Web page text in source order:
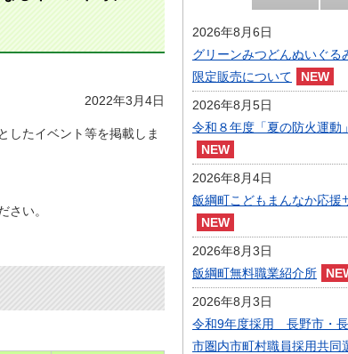
農林業振興
届出・証明・法
令・規制
企業の税金
入札・契約
指定管理者制度
人材募集
2022年3月4日
したイベント等を掲載しま
さい。
2026年8月6日
グリーンみつどんぬいぐる
限定販売について
2026年8月5日
令和８年度「夏の防火運動
2026年8月4日
飯綱町こどもまんなか応援
2026年8月3日
飯綱町無料職業紹介所
2026年8月3日
令和9年度採用 長野市・
市圏内市町村職員採用共同